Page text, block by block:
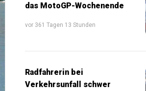
das MotoGP-Wochenende
vor 361 Tagen 13 Stunden
Radfahrerin bei
Verkehrsunfall schwer